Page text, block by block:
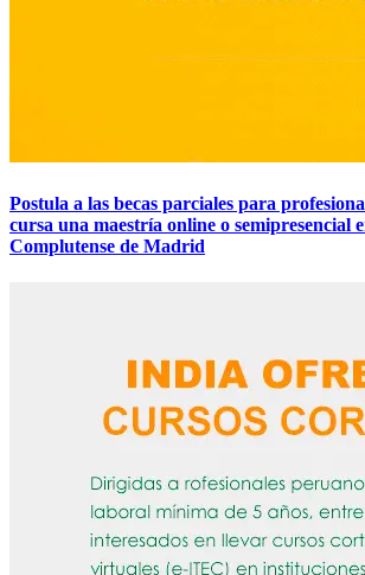
Postula a las becas parciales para
cursa una maestría online o semipresencial
Complutense de Madrid